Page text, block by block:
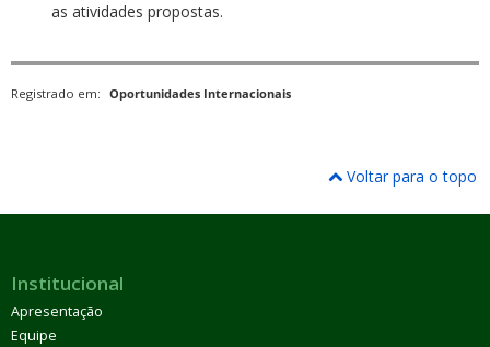
as atividades propostas.
Registrado em: Oportunidades Internacionais
Voltar para o topo
Institucional
Apresentação
Equipe